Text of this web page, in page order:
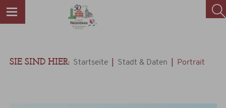
SIE SIND HIER: Startseite | Stadt & Daten | Portrait